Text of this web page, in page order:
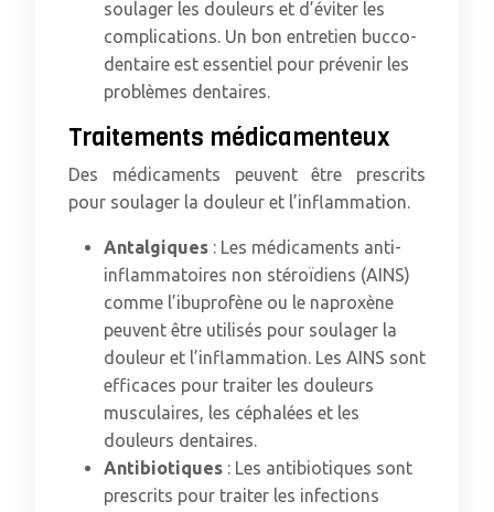
soulager les douleurs et d’éviter les
complications. Un bon entretien bucco-
dentaire est essentiel pour prévenir les
problèmes dentaires.
Traitements médicamenteux
Des médicaments peuvent être prescrits
pour soulager la douleur et l’inflammation.
Antalgiques : Les médicaments anti-
inflammatoires non stéroïdiens (AINS)
comme l’ibuprofène ou le naproxène
peuvent être utilisés pour soulager la
douleur et l’inflammation. Les AINS sont
efficaces pour traiter les douleurs
musculaires, les céphalées et les
douleurs dentaires.
Antibiotiques : Les antibiotiques sont
prescrits pour traiter les infections